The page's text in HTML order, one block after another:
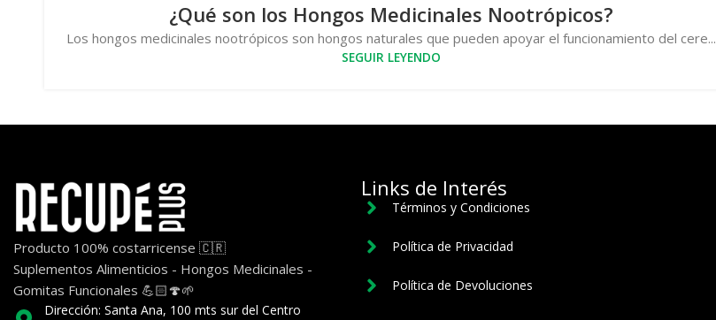
¿Qué son los Hongos Medicinales Nootrópicos?
Los hongos medicinales nootrópicos son hongos naturales que pueden apoyar el funcionamiento del cere...
SEGUIR LEYENDO
Producto 100% costarricense 🇨🇷
Suplementos Alimenticios - Hongos Medicinales -
Gomitas Funcionales 💪🏻🍄🌱
Dirección: Santa Ana, 100 mts sur del Centro
Links de Interés
Términos y Condiciones
Política de Privacidad
Política de Devoluciones